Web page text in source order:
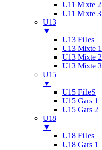
U11 Mixte 2
U11 Mixte 3
U13
▼
U13 Filles
U13 Mixte 1
U13 Mixte 2
U13 Mixte 3
U15
▼
U15 FilleS
U15 Gars 1
U15 Gars 2
U18
▼
U18 Filles
U18 Gars 1